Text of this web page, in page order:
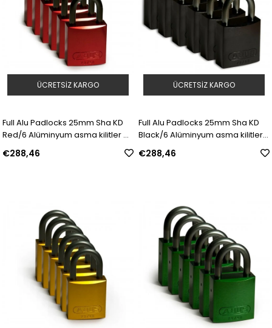
Full Alu Padlocks 25mm Sha KD
Red/6 Alüminyum asma kilitler —
814066 | SKU: Y1609062
€288,46
ÜCRETSIZ KARGO
Full Alu Padlocks 25mm Sha KD
Black/6 Alüminyum asma kilitler
814067 | SKU: Y1609063
€288,46
ÜCRETSIZ KARGO